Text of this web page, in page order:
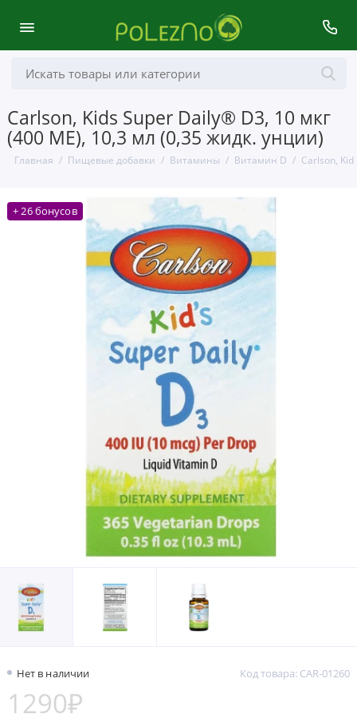
Carlson, Kids Super Daily® D3, 10 мкг
(400 МЕ), 10,3 мл (0,35 жидк. унции)
Главная Пищевые добавки Витамины Витамин D Carlson,
+ 26 бонусов
Нет в наличии Код товара: CAR-01260
1290₽